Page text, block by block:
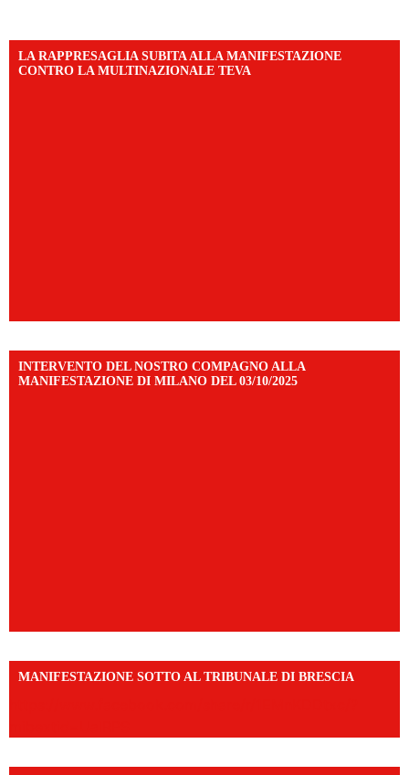
LA RAPPRESAGLIA SUBITA ALLA MANIFESTAZIONE
CONTRO LA MULTINAZIONALE TEVA
INTERVENTO DEL NOSTRO COMPAGNO ALLA
MANIFESTAZIONE DI MILANO DEL 03/10/2025
MANIFESTAZIONE SOTTO AL TRIBUNALE DI BRESCIA